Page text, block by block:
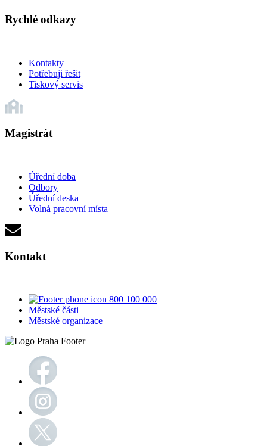
Rychlé odkazy
Kontakty
Potřebuji řešit
Tiskový servis
Magistrát
Úřední doba
Odbory
Úřední deska
Volná pracovní místa
Kontakt
800 100 000
Městské části
Městské organizace